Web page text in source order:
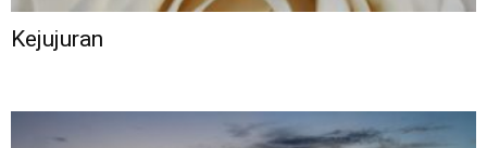
Kejujuran